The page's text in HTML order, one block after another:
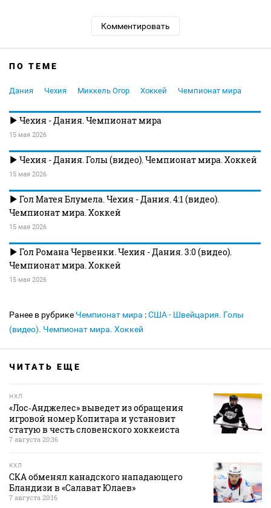
Комментировать
ПО ТЕМЕ
Дания Чехия Миккель Огор Хоккей Чемпионат мира
Чехия - Дания. Чемпионат мира
15 мая 2026
Чехия - Дания. Голы (видео). Чемпионат мира. Хоккей
15 мая 2026
Гол Матея Блумела. Чехия - Дания. 4:1 (видео).
Чемпионат мира. Хоккей
15 мая 2026
Гол Романа Червенки. Чехия - Дания. 3:0 (видео).
Чемпионат мира. Хоккей
15 мая 2026
Ранее в рубрике Чемпионат мира :США - Швейцария. Голы
(видео). Чемпионат мира. Хоккей
ЧИТАТЬ ЕЩЕ
НХЛ
«Лос‑Анджелес» выведет из обращения
игровой номер Копитара и установит
статую в честь словенского хоккеиста
7 августа 20:36
КХЛ
СКА обменял канадского нападающего
Бландизи в «Салават Юлаев»
7 августа 20:16